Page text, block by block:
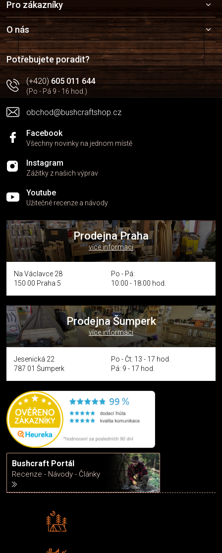
a
t
í
Pro zákazníky
O nás
Potřebujete poradit?
(+420)605 011 644
(Po - Pá 9 - 16 hod.)
obchod@bushcraftshop.cz
Facebook
Všechny novinky na jednom místě
Instagram
Zážitky z našich výprav
Youtube
Užitečné recenze a návody
Prodejna Praha
více informací
Na Václavce 28
150 00 Praha 5
Po - Pá:
10:00 - 18:00 hod.
Prodejna Šumperk
více informací
Jesenická 22
787 01 Šumperk
Po - Čt: 13 - 17 hod.
Pá: 9 - 17 hod.
Bushcraft Portál
Recenze - Návody - Články